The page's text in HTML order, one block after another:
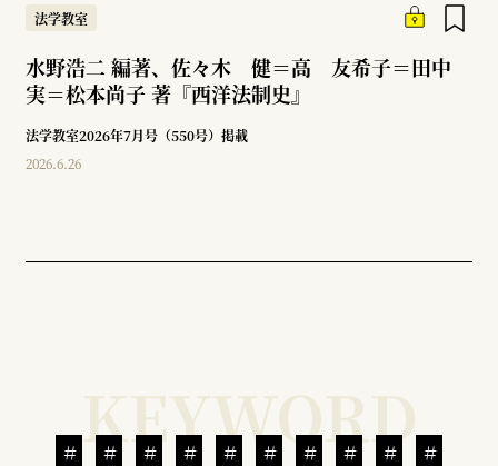
法学教室
水野浩二 編著、佐々木 健＝高 友希子＝田中
実＝松本尚子 著『西洋法制史』
法学教室2026年7月号（550号）掲載
2026.6.26